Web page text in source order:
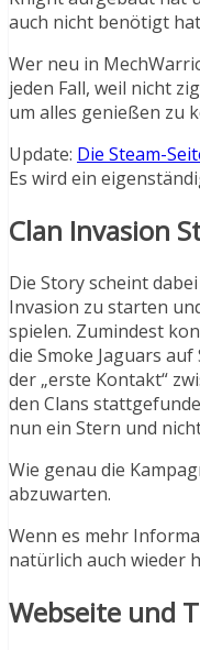
auch nicht benötigt
Wer neu in
jeden Fall, weil nicht
um alles genießen zu
Update: Die Steam-
Es wird ein
Clan Invasion
Die Story scheint
Invasion zu starten
spielen. Zumindest
die Smoke Jaguars
der „erste Kontakt“
den Clans
nun ein Stern und
Wie genau die
abzuwarten.
Wenn es mehr
natürlich auch wieder
Webseite und